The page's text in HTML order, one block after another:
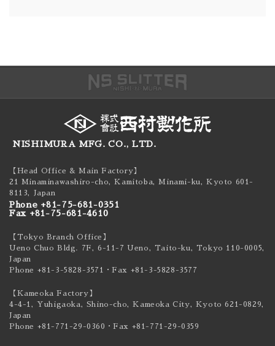
NISHIMURA MFG. CO., LTD.
【Head Office & Main Factory】
21 Minaminawashiro-cho, Kamitoba, Minami-ku,Kyoto 601-
8113, Japan
Phone +81-75-681-0351
Fax +81-75-681-4610
【Tokyo Branch Office】
Ueno Chuo Bldg. 7F, 6-11-7 Ueno, Taito-ku, Tokyo 110-0005,
Japan
Phone +81-3-5828-3571
・Fax +81-3-5828-3577
【Kameoka Factory】
4-4-1, Yuhigaoka, Shino-cho, Kameoka City, Kyoto 621-0829,
Japan
Phone +81-771-29-0360 ・Fax +81-771-29-0359